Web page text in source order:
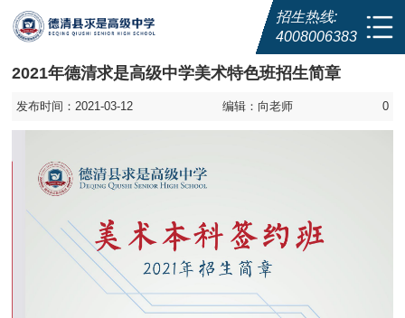
招生热线:
4008006383
2021年德清求是高级中学美术特色班招生简章
发布时间：2021-03-12 编辑：向老师 0